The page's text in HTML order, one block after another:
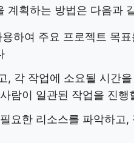
계획하는 방법은 다음과
하여 주요 프로젝트 목
, 각 작업에 소요될 시간
람이 일관된 작업을 진행
요한 리소스를 파악하고